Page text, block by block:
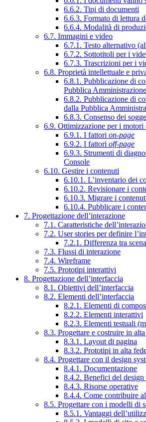
6.6.2. Tipi di documenti
6.6.3. Formato di lettura
6.6.4. Modalità di
6.7. Immagini e video
6.7.1. Testo alternativo
6.7.2. Sottotitoli per i
6.7.3. Trascrizioni per i
6.8. Proprietà intellettuale e
6.8.1. Pubblicazione di
Pubblica Amministrazione
6.8.2. Pubblicazione di
dalla Pubblica
6.8.3. Consenso dei
6.9. Ottimizzazione per i motori
6.9.1. I fattori on-page
6.9.2. I fattori off-page
6.9.3. Strumenti di
Console
6.10. Gestire i contenuti
6.10.1. L’inventario dei
6.10.2. Revisionare i
6.10.3. Migrare i
6.10.4. Pubblicare i
7. Progettazione dell’interazione
7.1. Caratteristiche
7.2. User stories per definire
7.2.1. Differenza tra
7.3. Flussi di interazione
7.4. Wireframe
7.5. Prototipi interattivi
8. Progettazione dell’interfaccia
8.1. Obiettivi dell’interfaccia
8.2. Elementi dell’interfaccia
8.2.1. Elementi di
8.2.2. Elementi interattivi
8.2.3. Elementi testuali
8.3. Progettare e costruire in
8.3.1. Layout di pagina
8.3.2. Prototipi in alta
8.4. Progettare con il design
8.4.1. Documentazione
8.4.2. Benefici del design
8.4.3. Risorse operative
8.4.4. Come contribuire
8.5. Progettare con i modelli di
8.5.1. Vantaggi